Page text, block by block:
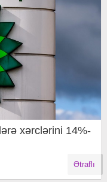
xərclərini 14%-
Ətraflı